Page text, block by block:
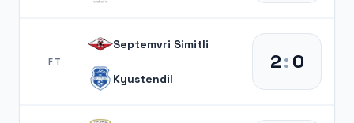
FT
Septemvri Simitli
Kyustendil
2:0